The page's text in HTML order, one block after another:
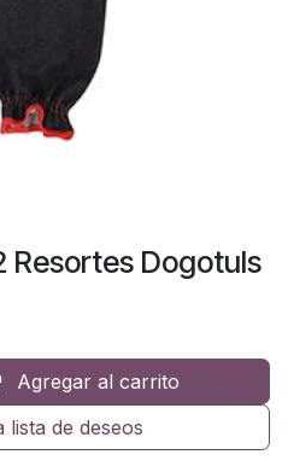
Resortes Dogotuls
Agregar al carrito
lista de deseos